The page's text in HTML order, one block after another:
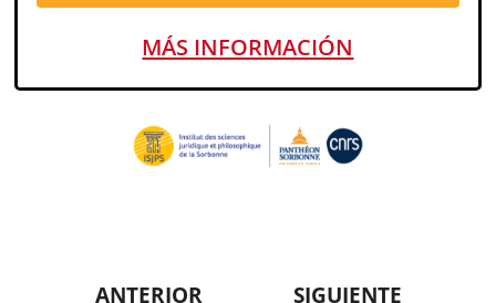
MÁS INFORMACIÓN
ANTERIOR SIGUIENTE